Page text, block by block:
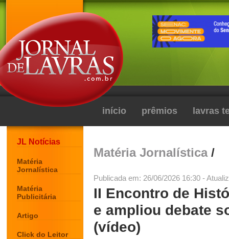
início prêmios lavras
JL Notícias
Matéria
Jornalística
Matéria
Publicitária
Artigo
Click do Leitor
Matéria Jornalística/
Publicada em: 26/06/2026 16:30 -
II Encontro de
e ampliou debate
(vídeo)